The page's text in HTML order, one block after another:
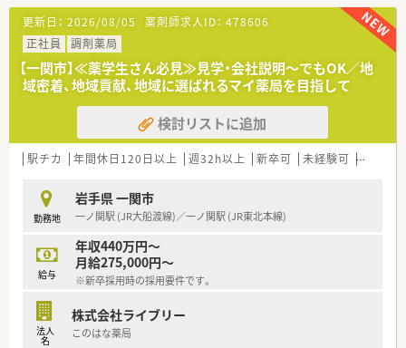
【次世代の人員を育てる環境】
新しい技術や共有すべき情報について、本社研修、セミナー、勉
強会などの参加促進をしており、しっかりとした教育環境をご用
意しています！
優秀な人材を育成することは、同社の要であると考え、今後の同
社の将来を担う方々が、仕事を通じてステップアップ出来るよう
な環境作りを行っています。
【薬局紹介】
JR一ノ関駅がすぐ裏にあり、駅から徒歩2分の好立地です♪
能です。
内科、消化器科をメインに応需しています。
内科は生活習慣病に用いる薬剤が多く、多角的な面で服薬指導が
できるため、とても勉強になる環境です。
＼新幹線駅から近く、住居の相談(社宅用意）が可能なため、遠方
更新日： 2026/08/05 薬剤師求人ID： 478606
正社員
調剤薬局
【一関市】≪薬学生さん必見≫見学・会社説明～でもOK／地
域密着、地域貢献、地域に選ばれるマイ薬局を目指して
検討リストに追加
駅チカ 年間休日120日以上 週32h以上 新卒可 未経験可 ブラン
勤務地
岩手県 一関市
一ノ関駅 (JR大船渡線)／一ノ関駅 (JR東北本線)
給与
年収440万円～
月給275,000円～
※新卒採用時の採用要件です。
法人
名
株式会社ライブリー
このはな薬局